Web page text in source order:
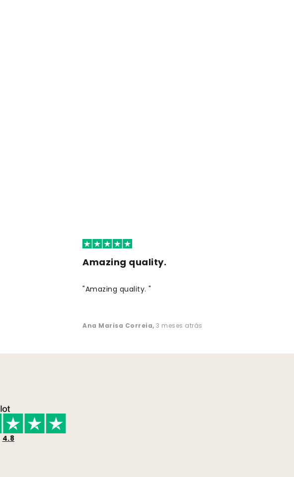
Amazing quality.
"Amazing quality. "
Ana Marisa Correia, 3 meses atrás
4.8